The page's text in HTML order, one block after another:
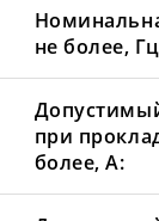
не более,
при
более, А: